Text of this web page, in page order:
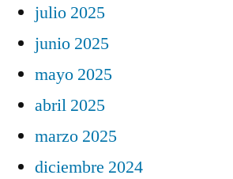
julio 2025
junio 2025
mayo 2025
abril 2025
marzo 2025
diciembre 2024